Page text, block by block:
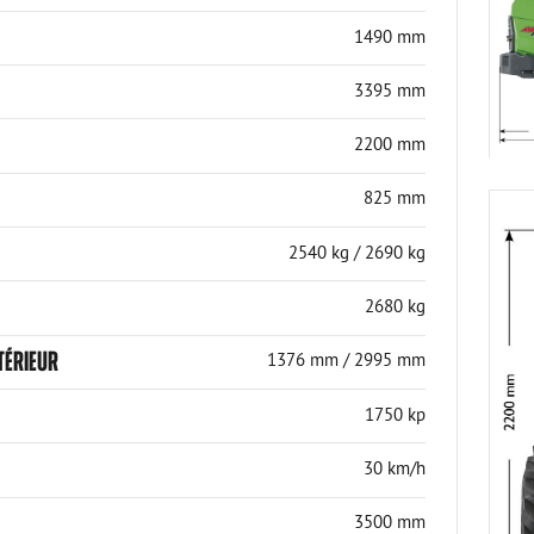
1490 mm
3395 mm
2200 mm
825 mm
2540 kg / 2690 kg
2680 kg
1376 mm / 2995 mm
1750 kp
30 km/h
3500 mm